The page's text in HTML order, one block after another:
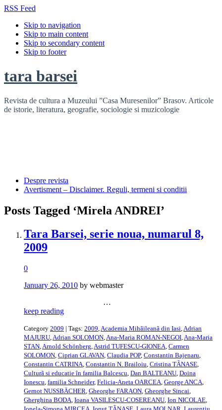
RSS Feed
Skip to navigation
Skip to main content
Skip to secondary content
Skip to footer
tara barsei
Revista de cultura a Muzeului ”Casa Muresenilor” Brasov. Articole
de istorie, literatura, geografie, sociologie si muzicologie
Despre revista
Avertisment – Disclaimer. Reguli, termeni si conditii
Posts Tagged ‘Mirela ANDREI’
Tara Barsei, serie noua, numarul 8,
2009
0
January 26, 2010 by webmaster
…
keep reading
Category 2009 | Tags: 2009,Academia Mihãileanã din Iasi,Adrian
MAJURU,Adrian SOLOMON,Ana-Maria ROMAN-NEGOI,Ana-Maria
STAN,Arnold Schönberg,Astrid TUFESCU-GIONEA, Carmen
SOLOMON, Ciprian GLAVAN, Claudia POP, Constantin Bajenaru,
Constantin CATRINA, Constantin N. Brailoiu, Cristina TÃNASE,
Culturã si educatie în familia Balcescu, Dan BALTEANU, Doina
Ionescu, familia Schneider, Felicia-Aneta OARCEA, George ANCA,
Gernot NUSSBÄCHER, Gheorghe FARAON, Gheorghe Sincai,
Gherghina BODA, Ioana VASILESCU-COSEREANU, Ion NICOLAE,